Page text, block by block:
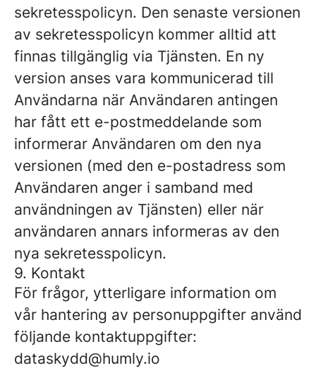
sekretesspolicyn. Den senaste versionen
av sekretesspolicyn kommer alltid att
finnas tillgänglig via Tjänsten. En ny
version anses vara kommunicerad till
Användarna när Användaren antingen
har fått ett e-postmeddelande som
informerar Användaren om den nya
versionen (med den e-postadress som
Användaren anger i samband med
användningen av Tjänsten) eller när
användaren annars informeras av den
nya sekretesspolicyn.
9. Kontakt
För frågor, ytterligare information om
vår hantering av personuppgifter använd
följande kontaktuppgifter:
dataskydd@humly.io